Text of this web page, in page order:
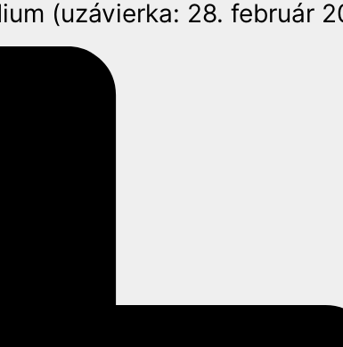
(uzávierka: 28. február